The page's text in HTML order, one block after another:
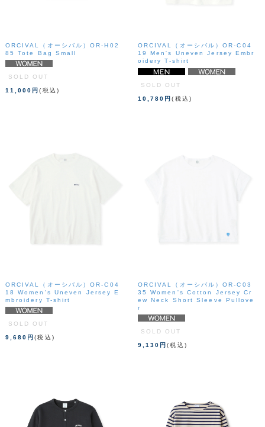
ORCIVAL（オーシバル）OR-H02
85 Tote Bag Small
SOLD OUT
11,000円(税込)
ORCIVAL（オーシバル）OR-C04
19 Men's Uneven Jersey Embr
oidery T-shirt
SOLD OUT
10,780円(税込)
ORCIVAL（オーシバル）OR-C04
18 Women's Uneven Jersey E
mbroidery T-shirt
SOLD OUT
9,680円(税込)
ORCIVAL（オーシバル）OR-C03
35 Women's Cotton Jersey Cr
ew Neck Short Sleeve Pullove
r
SOLD OUT
9,130円(税込)